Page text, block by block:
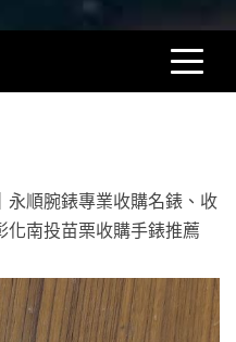
永順腕錶專業收購名錶、收
化南投苗栗收購手錶推薦